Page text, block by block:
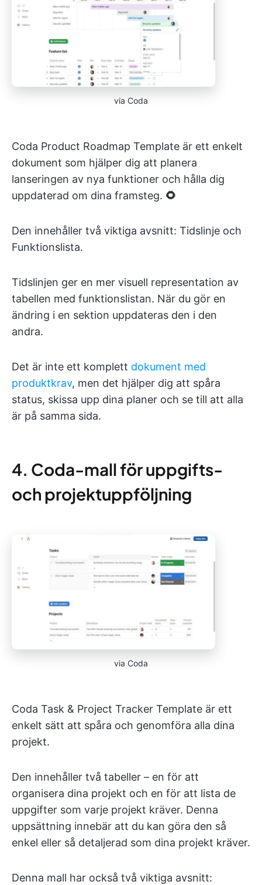
via Coda
Coda Product Roadmap Template är ett enkelt
dokument som hjälper dig att planera
lanseringen av nya funktioner och hålla dig
uppdaterad om dina framsteg. 🌻
Den innehåller två viktiga avsnitt: Tidslinje och
Funktionslista.
Tidslinjen ger en mer visuell representation av
tabellen med funktionslistan. När du gör en
ändring i en sektion uppdateras den i den
andra.
Det är inte ett komplett dokument med
produktkrav, men det hjälper dig att spåra
status, skissa upp dina planer och se till att alla
är på samma sida.
4. Coda-mall för uppgifts-
och projektuppföljning
via Coda
Coda Task & Project Tracker Template är ett
enkelt sätt att spåra och genomföra alla dina
projekt.
Den innehåller två tabeller – en för att
organisera dina projekt och en för att lista de
uppgifter som varje projekt kräver. Denna
uppsättning innebär att du kan göra den så
enkel eller så detaljerad som dina projekt kräver.
Denna mall har också två viktiga avsnitt: